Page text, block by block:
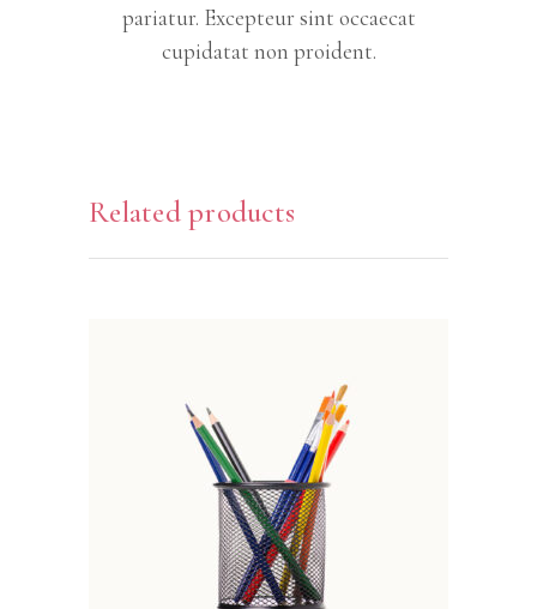
pariatur. Excepteur sint occaecat
cupidatat non proident.
Related products
ADD TO CART